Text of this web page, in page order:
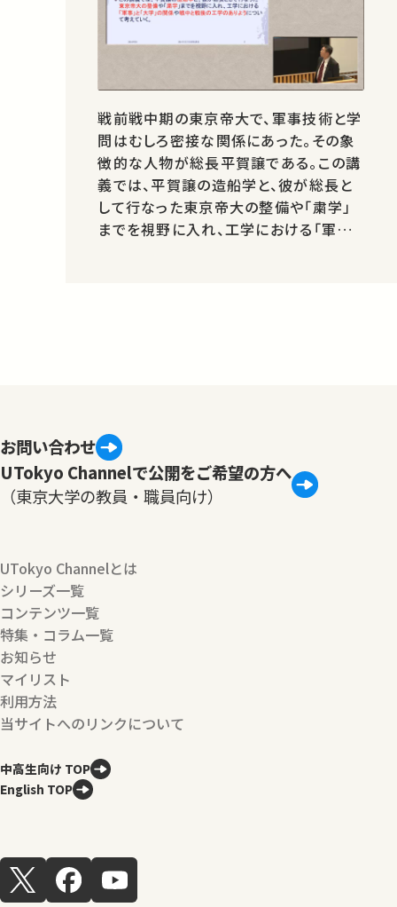
戦前戦中期の東京帝大で、軍事技術と学
問はむしろ密接な関係にあった。その象
徴的な人物が総長平賀譲である。この講
義では、平賀譲の造船学と、彼が総長と
して行なった東京帝大の整備や「粛学」
までを視野に入れ、工学における「軍事」
お問い合わせ
UTokyo Channelで公開をご希望の方へ
（東京大学の教員・職員向け）
UTokyo Channelとは
シリーズ一覧
コンテンツ一覧
特集・コラム一覧
お知らせ
マイリスト
利用方法
当サイトへのリンクについて
中高生向け TOP
English TOP